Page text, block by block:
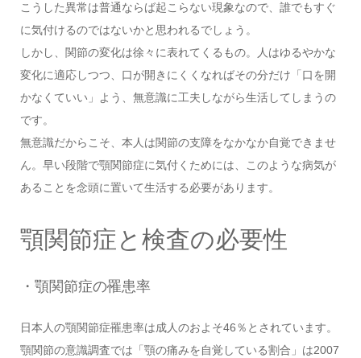
こうした異常は普通ならば起こらない現象なので、誰でもすぐ
に気付けるのではないかと思われるでしょう。
しかし、関節の変化は徐々に表れてくるもの。人はゆるやかな
変化に適応しつつ、口が開きにくくなればその分だけ「口を開
かなくていい」よう、無意識に工夫しながら生活してしまうの
です。
無意識だからこそ、本人は関節の支障をなかなか自覚できませ
ん。早い段階で顎関節症に気付くためには、このような病気が
あることを念頭に置いて生活する必要があります。
顎関節症と検査の必要性
・顎関節症の罹患率
日本人の顎関節症罹患率は成人のおよそ46％とされています。
顎関節の意識調査では「顎の痛みを自覚している割合」は2007